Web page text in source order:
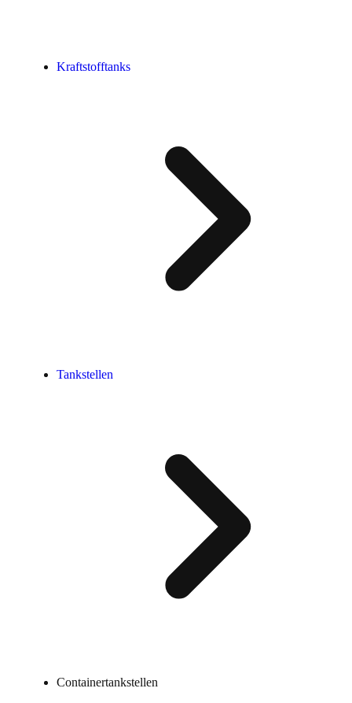
Kraftstofftanks
Tankstellen
Containertankstellen